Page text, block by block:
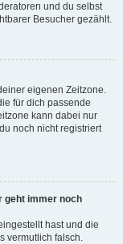
und du selbst
Besucher gezählt.
eigenen Zeitzone.
für dich passende
kann dabei nur
noch nicht registriert
geht immer noch
hast und die
vermutlich falsch.